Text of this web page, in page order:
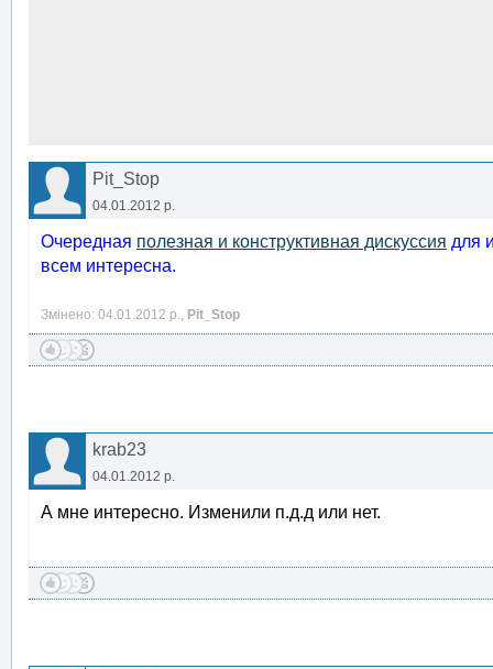
Pit_Stop
04.01.2012 р.
Очередная полезная и конструктивная дискуссия для
всем интересна.
Змінено: 04.01.2012 р., Pit_Stop
krab23
04.01.2012 р.
А мне интересно. Изменили п.д.д или нет.